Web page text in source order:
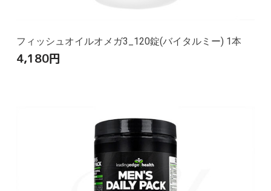
フィッシュオイルオメガ3_120錠(バイタルミー) 1本
4,180円